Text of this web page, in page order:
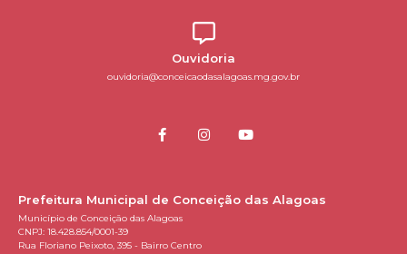
Ouvidoria
ouvidoria@conceicaodasalagoas.mg.gov.br
Prefeitura Municipal de Conceição das Alagoas
Município de Conceição das Alagoas
CNPJ: 18.428.854/0001-39
Rua Floriano Peixoto, 395 - Bairro Centro